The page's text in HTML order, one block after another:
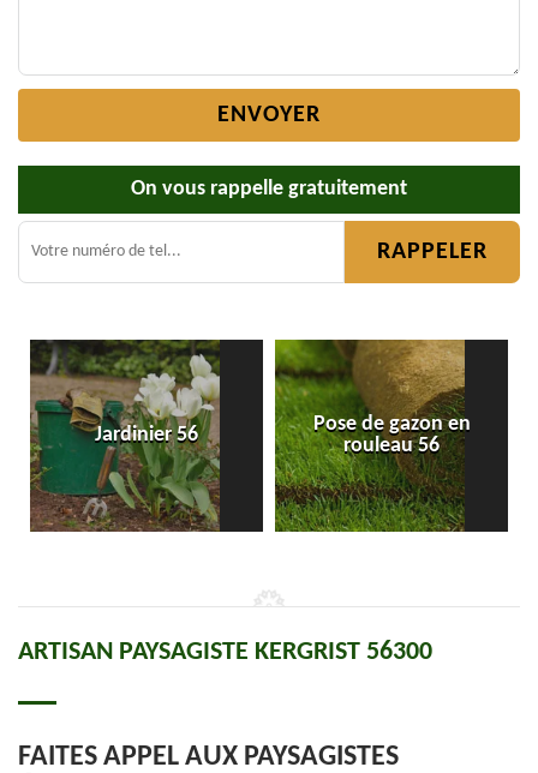
On vous rappelle gratuitement
Jardinier 56
Pose de gazon en
rouleau 56
ARTISAN PAYSAGISTE KERGRIST 56300
FAITES APPEL AUX PAYSAGISTES